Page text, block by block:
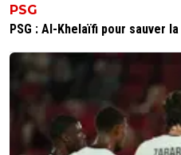
PSG
PSG : Al-Khelaïfi pour sauver